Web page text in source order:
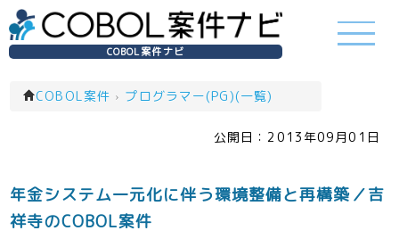
COBOL案件ナビ
COBOL案件 › プログラマー(PG)(一覧)
公開日： 2013年09月01日
年金システム一元化に伴う環境整備と再構築／吉
祥寺のCOBOL案件